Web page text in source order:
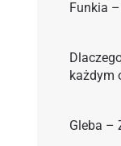
Funkia
każdym
Gleba –